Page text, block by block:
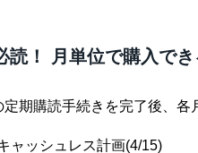
読！ 月単位で購入で
期購読手続きを完了後、各
ャッシュレス計画(4/15)